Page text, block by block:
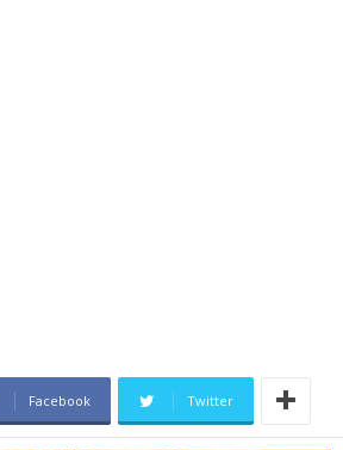
Facebook Twitter